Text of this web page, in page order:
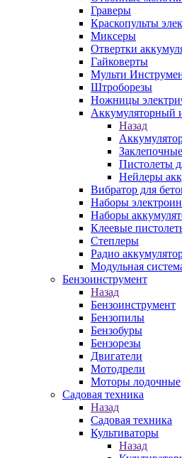
Граверы
Краскопульты
Миксеры
Отвертки
Гайковерты
Мульти
Штроборезы
Ножницы
Аккумуляторный
Назад
Пистолеты
Нейлеры
Вибратор для
Наборы
Наборы
Клеевые
Степлеры
Радио
Модульная
Бензоинструмент
Назад
Бензоинструмент
Бензопилы
Бензобуры
Бензорезы
Двигатели
Мотодрели
Моторы лодочные
Садовая техника
Назад
Садовая техника
Культиваторы
Назад